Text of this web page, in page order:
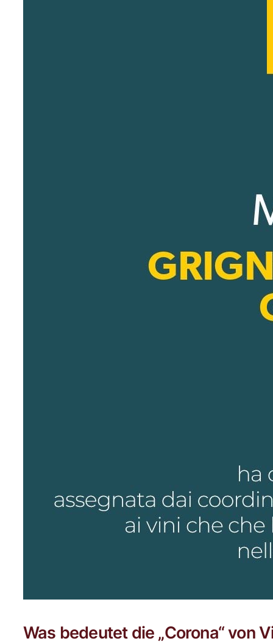
Was bedeutet die „Corona“ von